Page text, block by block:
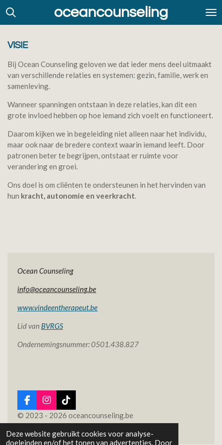
Deze website gebruikt cookies voor analyse-
doeleinden en/of het tonen van advertenties. Door
Ga
de
oceancounseling
VISIE
Bij Ocean Counseling geloven we dat ieder mens deel uitmaakt
van verschillende relaties en systemen: gezin, familie, werk en
samenleving.
Wanneer spanningen ontstaan in deze relaties, kan dit een
grote invloed hebben op hoe iemand zich voelt en functioneert.
Daarom kijken we in begeleiding niet alleen naar het individu,
maar ook naar de bredere context waarin iemand leeft. Door
patronen beter te begrijpen, ontstaat er ruimte voor
verandering en groei.
Ons doel is om cliënten te ondersteunen in het hervinden van
hun kracht, autonomie en veerkracht.
Ocean Counseling
info@oceancounseling.be
www.vindeentherapeut.be
Lid van BVRGS
Ondernemingsnummer: 0501.438.827
F
a
c
e
b
I
n
s
t
a
T
i
k
T
o
© 2023 - 2026 oceancounseling.be